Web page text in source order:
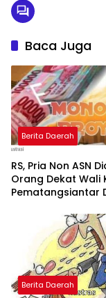
Baca Juga
Berita Daerah
RS, Pria Non ASN
Orang Dekat Wali
Pematangsiantar
Kontraktor
Berita Daerah